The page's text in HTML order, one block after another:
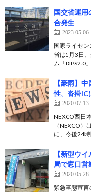
国交省運用
合発生
2023.05.06
国家ライセ
省は5月3日
ム「DIPS2.0
【豪雨】
性、沓掛IC
2020.07.13
NEXCO西日
（NEXCO
に、今後24
【新型ウ
局で窓口営
2020.05.28
緊急事態宣言